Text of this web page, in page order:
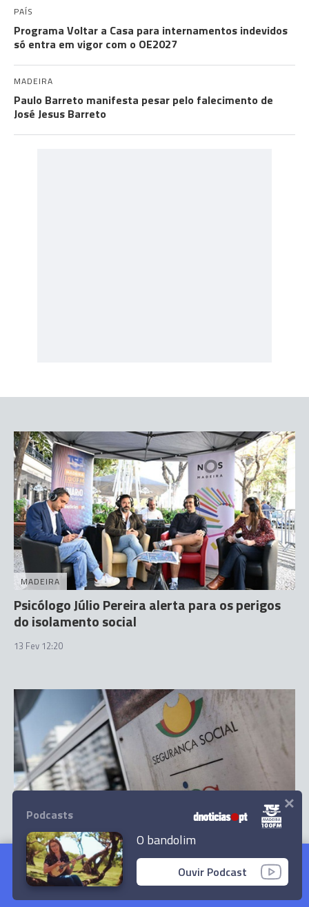
PAÍS
Programa Voltar a Casa para internamentos indevidos
só entra em vigor com o OE2027
MADEIRA
Paulo Barreto manifesta pesar pelo falecimento de
José Jesus Barreto
Psicólogo Júlio Pereira alerta para os perigos
do isolamento social
Ler Artigo
MADEIRA
Psicólogo Júlio Pereira alerta para os perigos
do isolamento social
13 Fev 12:20
PAÍS
Empresas passam a ter até dia 25 de cada mês
para pagar contribuições à Segurança Social
12 Fev 16:43
Podcasts
O bandolim
Ouvir Podcast
×